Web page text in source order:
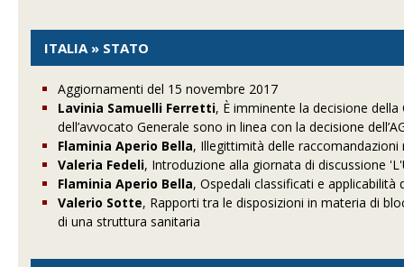
ITALIA » STATO
Aggiornamenti del 15 novembre 2017
Lavinia Samuelli Ferretti, È imminente la decisione
dell’avvocato Generale sono in linea con la decisione
Flaminia Aperio Bella, Illegittimità delle raccomandazioni
Valeria Fedeli, Introduzione alla giornata di discussione
Flaminia Aperio Bella, Ospedali classificati e
Valerio Sotte, Rapporti tra le disposizioni in materia di
di una struttura sanitaria